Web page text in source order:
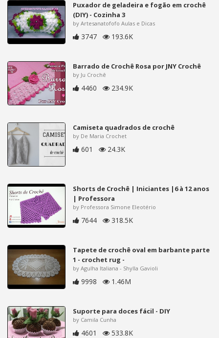
Puxador de geladeira e fogão em crochê
(DIY) - Cozinha 3
by Artesanatofofo Aulas e Dicas
3747 193.6K
Barrado de Crochê Rosa por JNY Crochê
by Ju Crochê
4460 234.9K
Camiseta quadrados de crochê
by De Maria Crochet
601 24.3K
Shorts de Crochê | Iniciantes |6 à 12 anos
| Professora
by Professora Simone Eleotério
7644 318.5K
Tapete de crochê oval em barbante parte
1 - crochet rug -
by Agulha Italiana - Shylla Gavioli
9998 1.46M
Suporte para doces fácil - DIY
by Camila Cunha
4601 533.8K